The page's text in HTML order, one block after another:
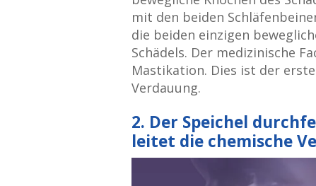
mit den beiden
die beiden einzigen
Schädels. Der medizinische
Mastikation. Dies ist der
Verdauung.
2. Der Speichel
leitet die chemische